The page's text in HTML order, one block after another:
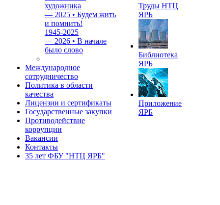
художника
— 2025 • Будем жить
и помнить!
1945-2025
— 2026 • В начале
было слово
Международное
сотрудничество
Политика в области
качества
Лицензии и сертификаты
Государственные закупки
Противодействие
коррупции
Вакансии
Контакты
35 лет ФБУ "НТЦ ЯРБ"
Труды НТЦ
ЯРБ
Библиотека
ЯРБ
Приложение
ЯРБ